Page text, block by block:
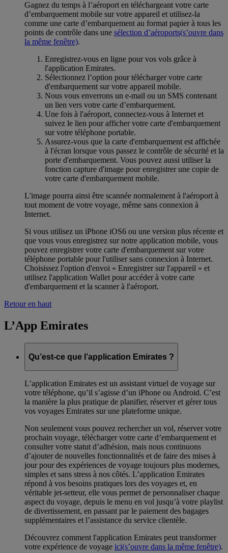
Gagnez du temps à l’aéroport en téléchargeant votre carte
d’embarquement mobile sur votre appareil et utilisez-la
comme une carte d’embarquement au format papier à tous les
points de contrôle dans une sélection d’aéroports(s’ouvre dans
la même fenêtre).
Enregistrez-vous en ligne pour vos vols grâce à
l'application Emirates.
Sélectionnez l’option pour télécharger votre carte
d'embarquement sur votre appareil mobile.
Nous vous enverrons un e-mail ou un SMS contenant
un lien vers votre carte d’embarquement.
Une fois à l'aéroport, connectez-vous à Internet et
suivez le lien pour afficher votre carte d'embarquement
sur votre téléphone portable.
Assurez-vous que la carte d'embarquement est affichée
à l'écran lorsque vous passez le contrôle de sécurité et la
porte d'embarquement. Vous pouvez aussi utiliser la
fonction capture d'image pour enregistrer une copie de
votre carte d'embarquement mobile.
L'image pourra ainsi être scannée normalement à l'aéroport à
tout moment de votre voyage, même sans connexion à
Internet.
Si vous utilisez un iPhone iOS6 ou une version plus récente et
que vous vous enregistrez sur notre application mobile, vous
pouvez enregistrer votre carte d'embarquement sur votre
téléphone portable pour l'utiliser sans connexion à Internet.
Choisissez l'option d'envoi « Enregistrer sur l'appareil » et
utilisez l'application Wallet pour accéder à votre carte
d'embarquement et la scanner à l'aéroport.
Retour en haut
L’App Emirates
Qu’est-ce que l’application Emirates ?
L’application Emirates est un assistant virtuel de voyage sur
votre téléphone, qu’il s’agisse d’un iPhone ou Android. C’est
la manière la plus pratique de planifier, réserver et gérer tous
vos voyages Emirates sur une plateforme unique.
Non seulement vous pouvez rechercher un vol, réserver votre
prochain voyage, télécharger votre carte d’embarquement et
consulter votre statut d’adhésion, mais nous continuons
d’ajouter de nouvelles fonctionnalités et de faire des mises à
jour pour des expériences de voyage toujours plus modernes,
simples et sans stress à nos côtés. L’application Emirates
répond à vos besoins pratiques lors des voyages et, en
véritable jet-setteur, elle vous permet de personnaliser chaque
aspect du voyage, depuis le menu en vol jusqu’à votre playlist
de divertissement, en passant par le paiement des bagages
supplémentaires et l’assistance du service clientèle.
Découvrez comment l'application Emirates peut transformer
votre expérience de voyage ici(s’ouvre dans la même fenêtre).